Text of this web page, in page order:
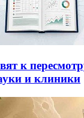
к
и клиники